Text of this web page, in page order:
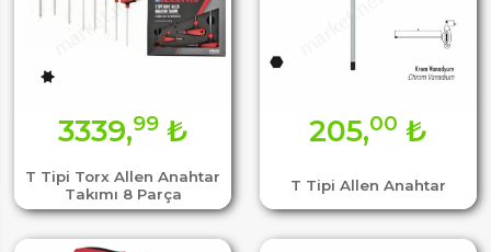
T Tipi Torx Allen Anahtar
Takımı 8 Parça
3339,99₺
T Tipi Allen Anahtar
205,00 ₺